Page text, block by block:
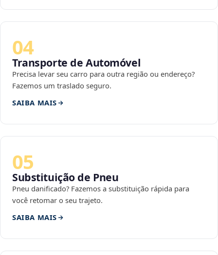
04
Transporte de Automóvel
Precisa levar seu carro para outra região ou endereço?
Fazemos um traslado seguro.
SAIBA MAIS
05
Substituição de Pneu
Pneu danificado? Fazemos a substituição rápida para
você retomar o seu trajeto.
SAIBA MAIS